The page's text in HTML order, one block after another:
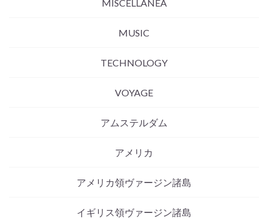
MISCELLANEA
MUSIC
TECHNOLOGY
VOYAGE
アムステルダム
アメリカ
アメリカ領ヴァージン諸島
イギリス領ヴァージン諸島